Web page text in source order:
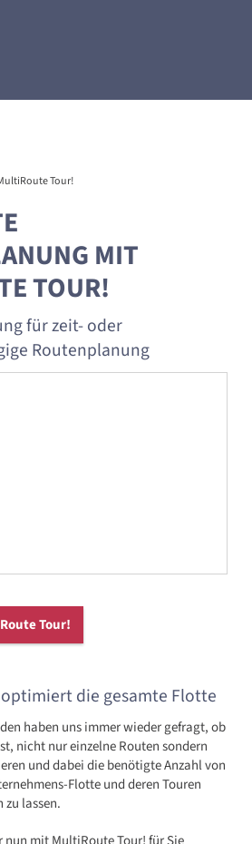
Tour!
MIT
TOUR!
für zeit- oder
Routenplanung
Tour!
die gesamte Flotte
haben uns immer wieder gefragt, ob
nicht nur einzelne Routen sondern
und dabei die benötigte Anzahl von
Flotte und deren Touren
lassen.